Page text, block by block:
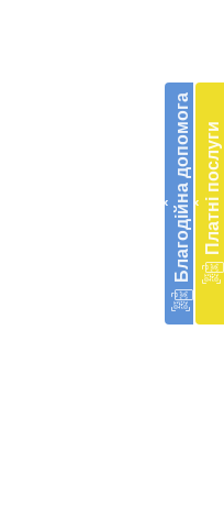
‹ Благодійна допомога ‹ Платні послуги